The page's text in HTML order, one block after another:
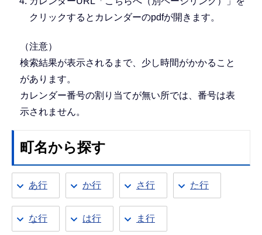
クリックするとカレンダーのpdfが開きます。
（注意）
検索結果が表示されるまで、少し時間がかかること
があります。
カレンダー番号の割り当てが無い所では、番号は表
示されません。
町名から探す
あ行 か行 さ行 た行
な行 は行 ま行